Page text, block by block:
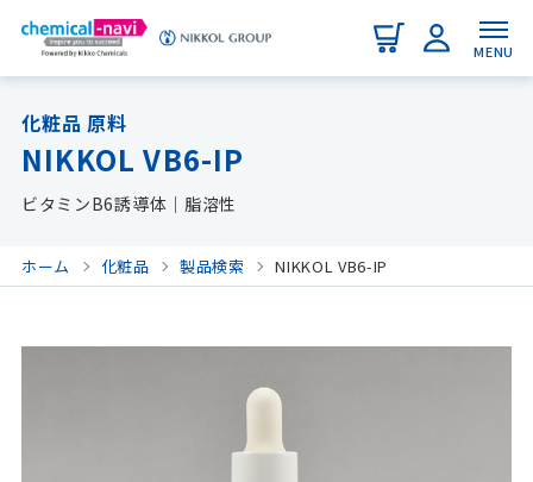
MENU
化粧品 原料
NIKKOL VB6-IP
ビタミンB6誘導体｜脂溶性
ホーム 化粧品 製品検索 NIKKOL VB6-IP